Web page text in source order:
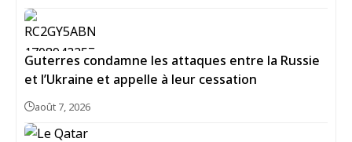
Guterres condamne les attaques entre la Russie
et l’Ukraine et appelle à leur cessation
août 7, 2026